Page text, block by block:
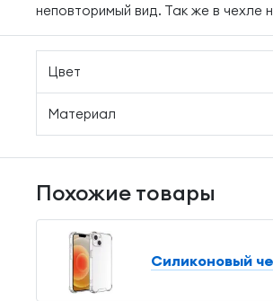
неповторимый вид. Так же в чехле
Цвет
Материал
Похожие товары
Силиконовый